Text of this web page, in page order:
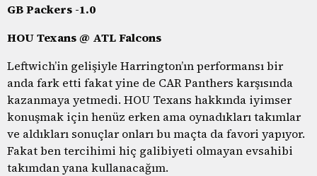
GB Packers -1.0
HOU Texans @ ATL Falcons
Leftwich’in gelişiyle Harrington’ın performansı bir
anda fark etti fakat yine de CAR Panthers karşısında
kazanmaya yetmedi. HOU Texans hakkında iyimser
konuşmak için henüz erken ama oynadıkları takımlar
ve aldıkları sonuçlar onları bu maçta da favori yapıyor.
Fakat ben tercihimi hiç galibiyeti olmayan evsahibi
takımdan yana kullanacağım.